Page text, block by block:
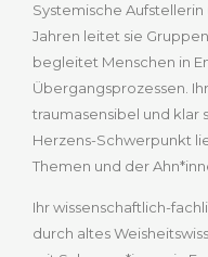
Systemische Aufstellerin
Jahren leitet sie
begleitet Menschen in
Übergangsprozessen.
traumasensibel und klar
Herzens-Schwerpunkt
Themen und der
Ihr wissenschaftlich-
durch altes